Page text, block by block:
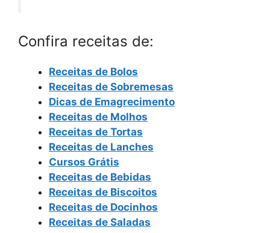
Confira receitas de:
Receitas de Bolos
Receitas de Sobremesas
Dicas de Emagrecimento
Receitas de Molhos
Receitas de Tortas
Receitas de Lanches
Cursos Grátis
Receitas de Bebidas
Receitas de Biscoitos
Receitas de Docinhos
Receitas de Saladas